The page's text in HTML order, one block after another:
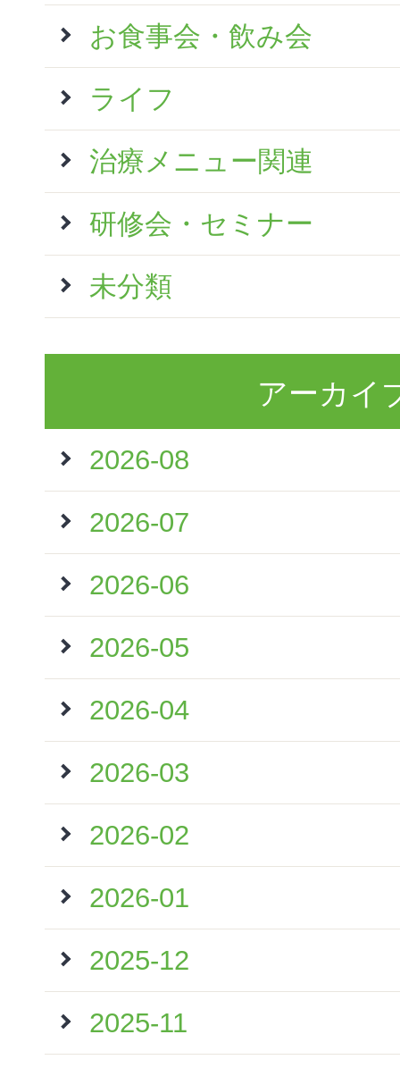
お食事会・飲み会
ライフ
治療メニュー関連
研修会・セミナー
未分類
アーカイ
2026-08
2026-07
2026-06
2026-05
2026-04
2026-03
2026-02
2026-01
2025-12
2025-11